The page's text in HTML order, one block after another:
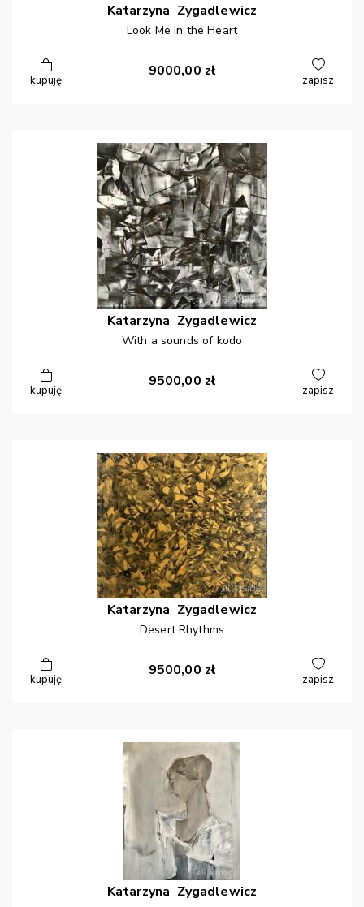
Katarzyna Zygadlewicz
Look Me In the Heart
kupuję
9000,00 zł
zapisz
Katarzyna Zygadlewicz
With a sounds of kodo
kupuję
9500,00 zł
zapisz
Katarzyna Zygadlewicz
Desert Rhythms
kupuję
9500,00 zł
zapisz
Katarzyna Zygadlewicz